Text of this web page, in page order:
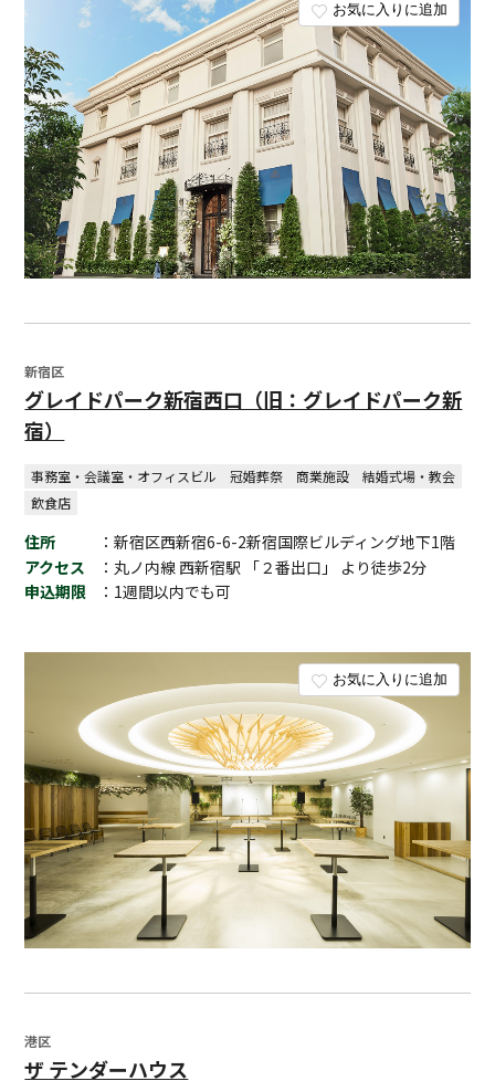
お気に入りに追加
お気に入りに追加
新宿区
グレイドパーク新宿西口（旧：グレイドパーク新
宿）
事務室・会議室・オフィスビル 冠婚葬祭 商業施設
結婚式場・教会
飲食店
住所
：新宿区西新宿6-6-2新宿国際ビルディング地下1階
アクセス
：丸ノ内線 西新宿駅 「２番出口」 より徒歩2分
申込期限
：1週間以内でも可
港区
ザ テンダーハウス